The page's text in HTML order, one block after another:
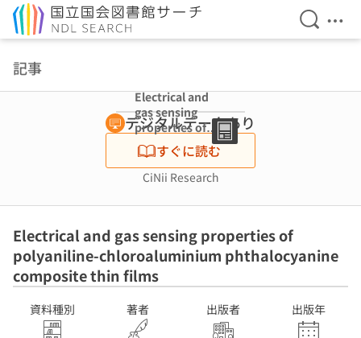
検索を
メ
記事
Electrical and
gas sensing
properties of
polyaniline-
chloroaluminiu
m
phthalocyanine
composite thin
デジタルデータあり
すぐに読む
CiNii Research
Electrical and gas sensing properties of
polyaniline-chloroaluminium phthalocyanine
composite thin films
資料種別 著者 出版者 出版年